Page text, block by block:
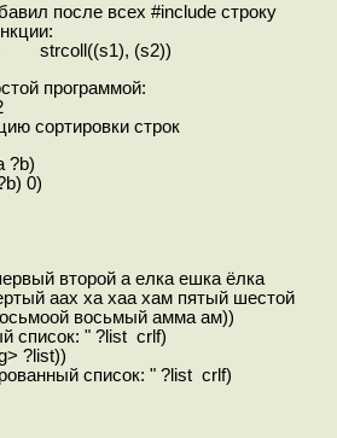
после всех #include строку
strcoll((s1), (s2))
программой:
сортировки строк
?b)
0)
второй а елка ешка ёлка
аах ха хаа хам пятый шестой
восьмый амма ам))
список: " ?list crlf)
?list))
список: " ?list crlf)